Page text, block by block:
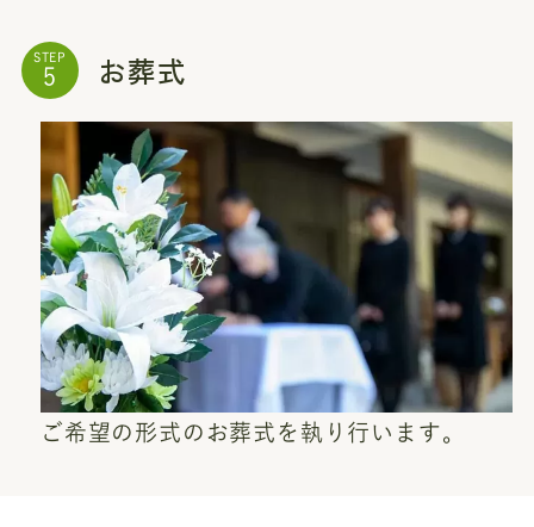
STEP お葬式
ご希望の形式のお葬式を執り行います。